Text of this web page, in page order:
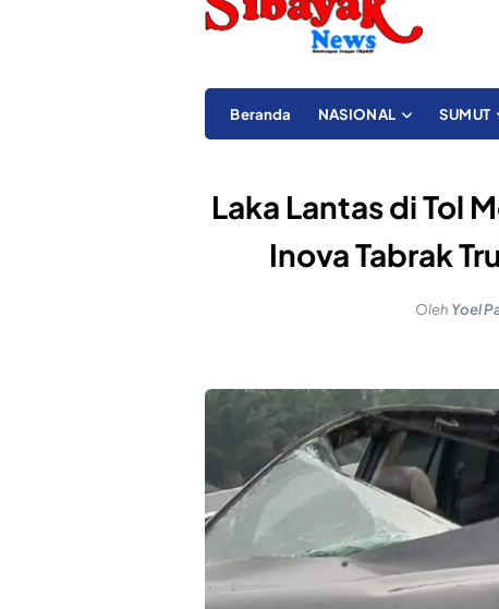
Beranda NASIONAL SUMUT
Laka Lantas di Tol
Inova Tabrak
Oleh Yoel